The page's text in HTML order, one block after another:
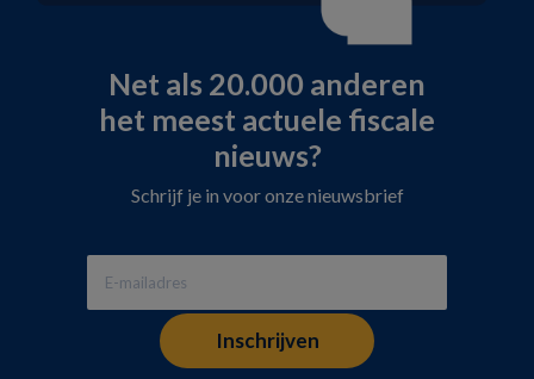
Net als 20.000 anderen
het meest actuele fiscale
nieuws?
Schrijf je in voor onze nieuwsbrief